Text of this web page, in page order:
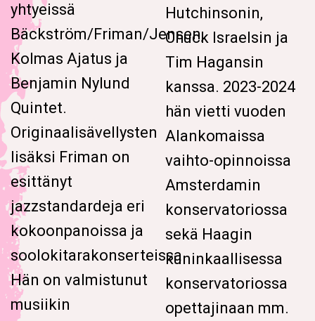
yhtyeissä
Bäckström/Friman/Jensen,
Kolmas Ajatus ja
Benjamin Nylund
Quintet.
Originaalisävellysten
lisäksi Friman on
esittänyt
jazzstandardeja eri
kokoonpanoissa ja
soolokitarakonserteissa.
Hän on valmistunut
musiikin
Hutchinsonin,
Chuck Israelsin ja
Tim Hagansin
kanssa. 2023-2024
hän vietti vuoden
Alankomaissa
vaihto-opinnoissa
Amsterdamin
konservatoriossa
sekä Haagin
kuninkaallisessa
konservatoriossa
opettajinaan mm.